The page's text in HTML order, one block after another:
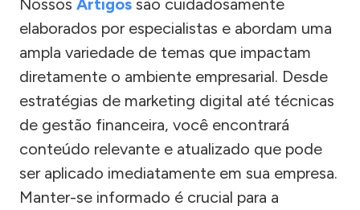
Nossos Artigos são cuidadosamente
elaborados por especialistas e abordam uma
ampla variedade de temas que impactam
diretamente o ambiente empresarial. Desde
estratégias de marketing digital até técnicas
de gestão financeira, você encontrará
conteúdo relevante e atualizado que pode
ser aplicado imediatamente em sua empresa.
Manter-se informado é crucial para a